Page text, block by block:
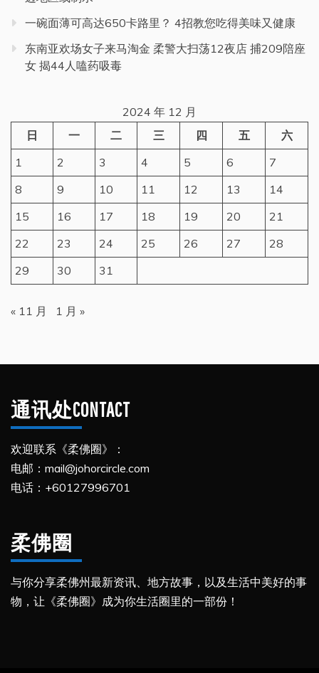
一碗面薄可高达650卡路里？ 4招教您吃得美味又健康
东南亚欢场女子来马淘金 柔警大扫荡12夜店 捕209陪座
女 揭44人嗑药吸毒
2024 年 12 月
日
一 二 三 四 五
六
1
2 3 4 5 6
7
8
9 10 11 12 13
14
15
16 17 18 19 20
21
22
23 24 25 26 27
28
29
30 31
« 11 月 1 月 »
通讯处CONTACT
欢迎联系《柔佛圈》：
电邮：mail@johorcircle.com
电话：+60127996701
柔佛圈
与你分享柔佛州最新资讯、地方故事，以及生活中美好的事
物，让《柔佛圈》成为你生活圈里的一部份！